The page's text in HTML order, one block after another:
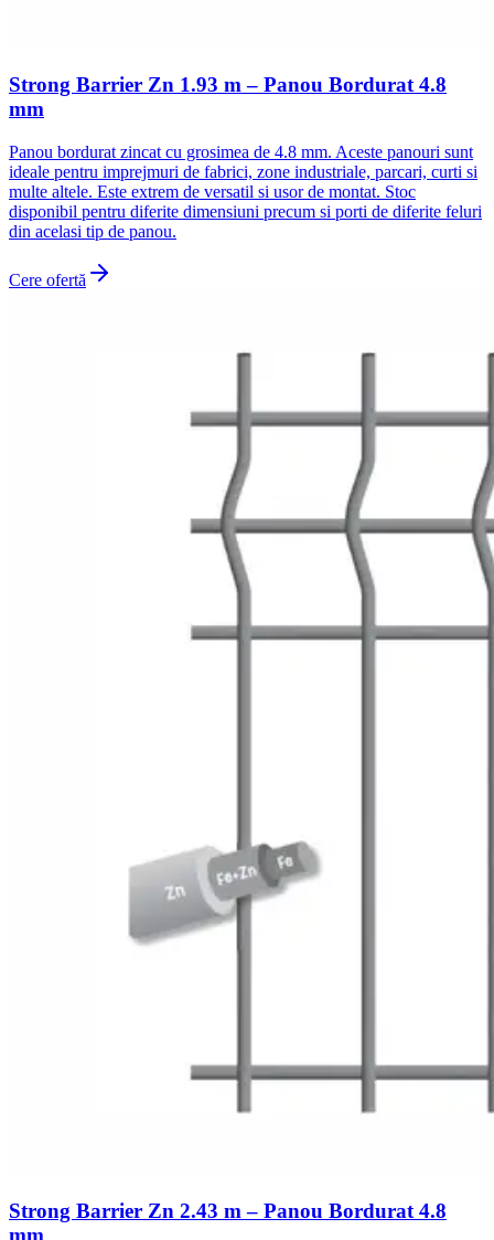
Strong Barrier Zn 1.93 m – Panou Bordurat 4.8
mm
Panou bordurat zincat cu grosimea de 4.8 mm. Aceste panouri sunt
ideale pentru imprejmuri de fabrici, zone industriale, parcari, curti si
multe altele. Este extrem de versatil si usor de montat. Stoc
disponibil pentru diferite dimensiuni precum si porti de diferite feluri
din acelasi tip de panou.
Cere ofertă
Strong Barrier Zn 2.43 m – Panou Bordurat 4.8
mm